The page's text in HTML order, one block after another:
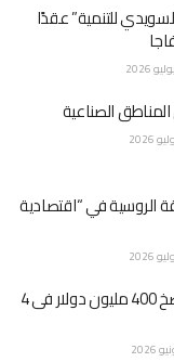
للتنمية” عقدًا
الصناعية
الروسية في “اقتصادية
مستثمران بلجيكيان يدرسان ضخ 400 مليون دولار فى 4